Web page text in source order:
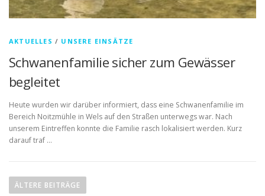
AKTUELLES / UNSERE EINSÄTZE
Schwanenfamilie sicher zum Gewässer
begleitet
Heute wurden wir darüber informiert, dass eine Schwanenfamilie im
Bereich Noitzmühle in Wels auf den Straßen unterwegs war. Nach
unserem Eintreffen konnte die Familie rasch lokalisiert werden. Kurz
darauf traf …
eÄLTERE BEITRÄGE